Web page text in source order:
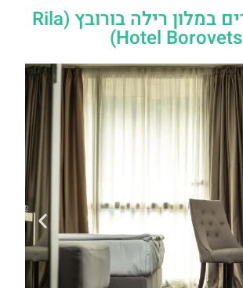
סוגי החדרים במלון רילה בורובץ (Rila
Hotel Borovets)